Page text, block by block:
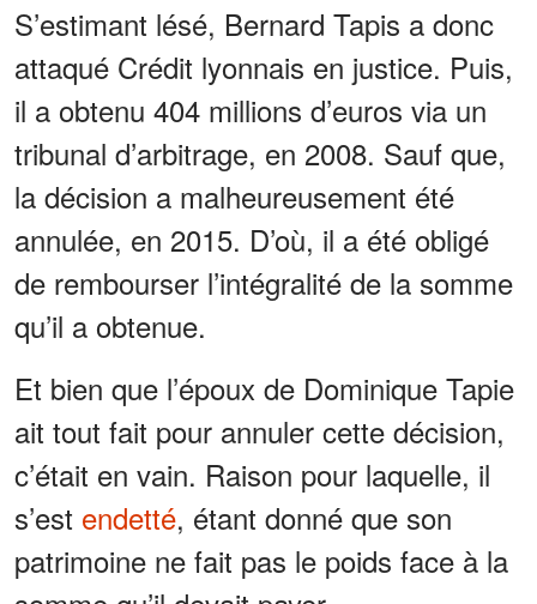
S’estimant lésé, Bernard Tapis a donc
attaqué Crédit lyonnais en justice. Puis,
il a obtenu 404 millions d’euros via un
tribunal d’arbitrage, en 2008. Sauf que,
la décision a malheureusement été
annulée, en 2015. D’où, il a été obligé
de rembourser l’intégralité de la somme
qu’il a obtenue.
Et bien que l’époux de Dominique Tapie
ait tout fait pour annuler cette décision,
c’était en vain. Raison pour laquelle, il
s’est endetté, étant donné que son
patrimoine ne fait pas le poids face à la